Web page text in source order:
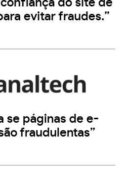
do site de
evitar fraudes.”
se páginas de e-
fraudulentas”